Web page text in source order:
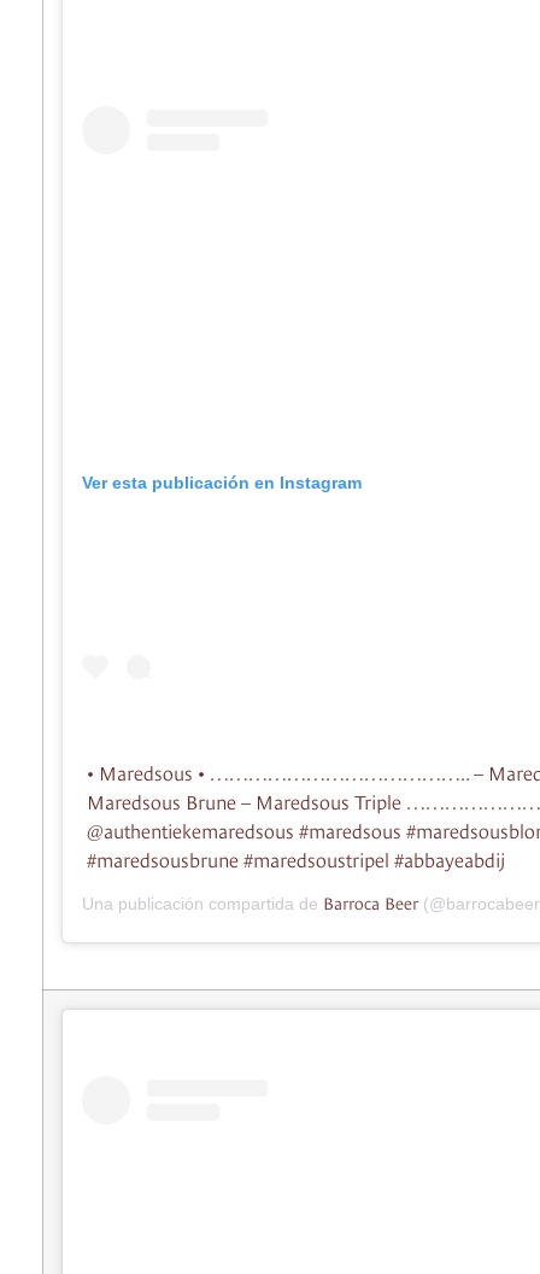
Ver esta publicación en Instagram
• Maredsous • ………………………………….. –
Maredsous Brune – Maredsous Triple
@authentiekemaredsous #maredsous
#maredsousbrune #maredsoustripel #abbayeabdij
Una publicación compartida de Barroca Beer